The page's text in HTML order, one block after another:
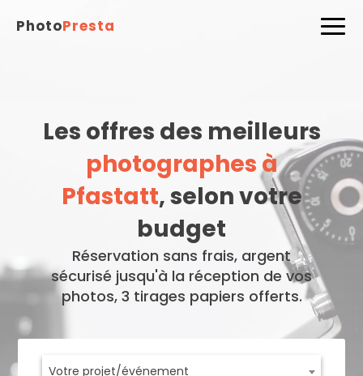
PhotoPresta
Les offres des meilleurs
photographes à
Pfastatt, selon votre
budget
Réservation sans frais, argent
sécurisé jusqu'à la réception de vos
photos, 3 tirages papiers offerts.
Votre projet/événement